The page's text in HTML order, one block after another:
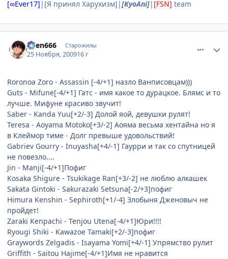
[∞Ever17] |[Я принял Харухизм]|[KyoAni]| [FSN] team
oven666 Старожилы
25 Ноября, 200916 г
Roronoa Zoro - Assassin [-4/+1] назло Ванписовцам)))
Guts - Mifune[-4/+1] Гатс - имя какое то дурацкое. Блямс и то
лучше. Мифуне красиво звучит!
Saber - Kanda Yuu[+2/-3] Долой яой, девушки рулят!
Teresa - Aoyama Motoko[+3/-2] Аояма весьма хентайна но я
в Клеймор тиме - Долг превыше удовольствий!
Gabriev Gourry - Inuyasha[+4/-1] Гаурри и так со спутницей
не повезло....
Jin - Manji[-4/+1]Пофиг
Kosaka Shigure - Tsukikage Ran[+3/-2] не люблю алкашек
Sakata Gintoki - Sakurazaki Setsuna[-2/+3]пофиг
Himura Kenshin - Sephiroth[+1/-4] Злобыня Дженовыч не
пройдет!
Zaraki Kenpachi - Tenjou Utena[-4/+1]Юри!!!!
Ryougi Shiki - Kawazoe Tamaki[+2/-3]пофиг
Graywords Zelgadis - Isayama Yomi[+4/-1] Упрямство рулит
Griffith - Saitou Hajime[-4/+1]Имя не нравится